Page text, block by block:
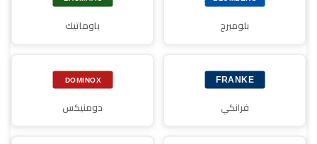
بلومبرج باوماتيك
فرانكي دومنيكس